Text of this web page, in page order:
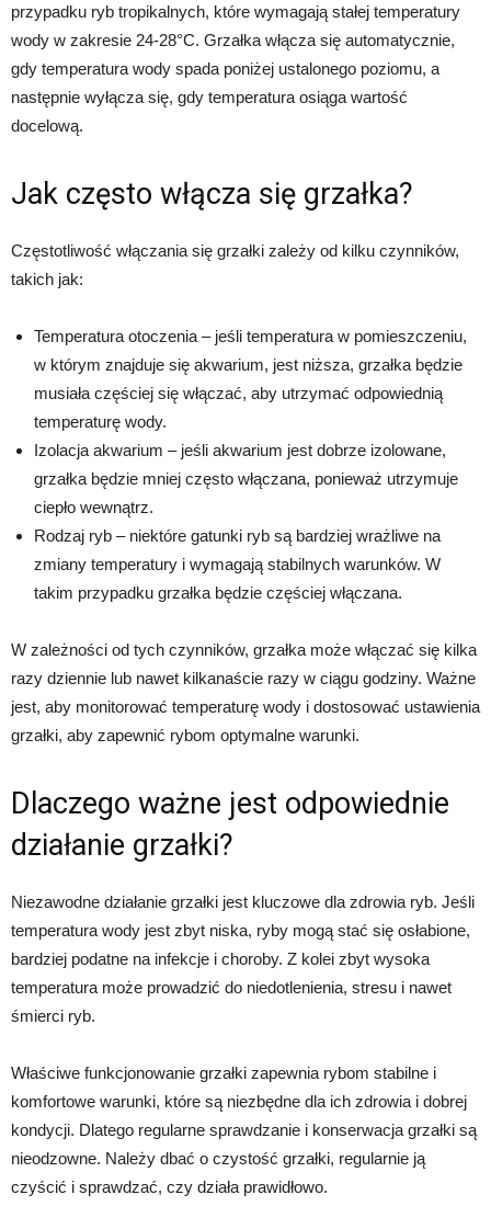
przypadku ryb tropikalnych, które wymagają stałej temperatury
wody w zakresie 24-28°C. Grzałka włącza się automatycznie,
gdy temperatura wody spada poniżej ustalonego poziomu, a
następnie wyłącza się, gdy temperatura osiąga wartość
docelową.
Jak często włącza się grzałka?
Częstotliwość włączania się grzałki zależy od kilku czynników,
takich jak:
Temperatura otoczenia – jeśli temperatura w pomieszczeniu,
w którym znajduje się akwarium, jest niższa, grzałka będzie
musiała częściej się włączać, aby utrzymać odpowiednią
temperaturę wody.
Izolacja akwarium – jeśli akwarium jest dobrze izolowane,
grzałka będzie mniej często włączana, ponieważ utrzymuje
ciepło wewnątrz.
Rodzaj ryb – niektóre gatunki ryb są bardziej wrażliwe na
zmiany temperatury i wymagają stabilnych warunków. W
takim przypadku grzałka będzie częściej włączana.
W zależności od tych czynników, grzałka może włączać się kilka
razy dziennie lub nawet kilkanaście razy w ciągu godziny. Ważne
jest, aby monitorować temperaturę wody i dostosować ustawienia
grzałki, aby zapewnić rybom optymalne warunki.
Dlaczego ważne jest odpowiednie
działanie grzałki?
Niezawodne działanie grzałki jest kluczowe dla zdrowia ryb. Jeśli
temperatura wody jest zbyt niska, ryby mogą stać się osłabione,
bardziej podatne na infekcje i choroby. Z kolei zbyt wysoka
temperatura może prowadzić do niedotlenienia, stresu i nawet
śmierci ryb.
Właściwe funkcjonowanie grzałki zapewnia rybom stabilne i
komfortowe warunki, które są niezbędne dla ich zdrowia i dobrej
kondycji. Dlatego regularne sprawdzanie i konserwacja grzałki są
nieodzowne. Należy dbać o czystość grzałki, regularnie ją
czyścić i sprawdzać, czy działa prawidłowo.